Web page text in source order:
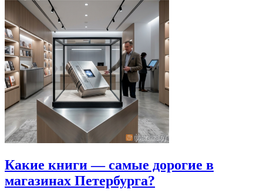
Какие книги — самые дорогие в
магазинах Петербурга?